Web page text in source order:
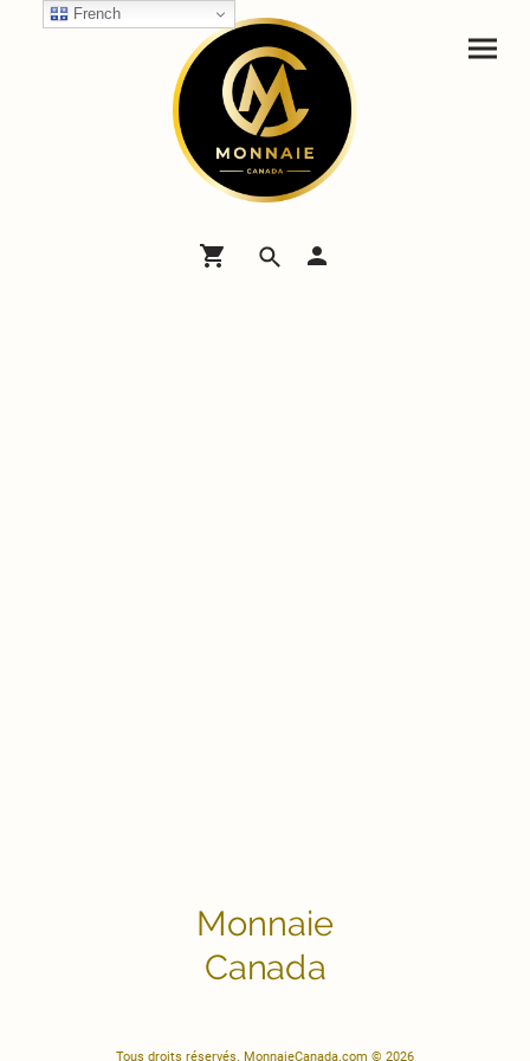
Monnaie
Canada
Tous droits réservés. MonnaieCanada.com © 2026
French